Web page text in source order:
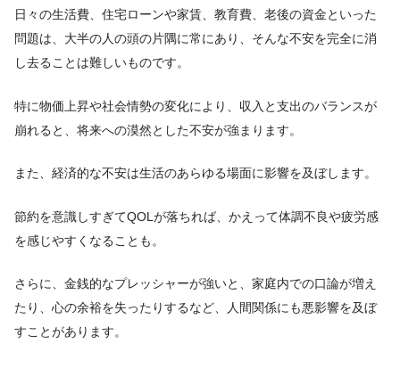
日々の生活費、住宅ローンや家賃、教育費、老後の資金といった
問題は、大半の人の頭の片隅に常にあり、そんな不安を完全に消
し去ることは難しいものです。
特に物価上昇や社会情勢の変化により、収入と支出のバランスが
崩れると、将来への漠然とした不安が強まります。
また、経済的な不安は生活のあらゆる場面に影響を及ぼします。
節約を意識しすぎてQOLが落ちれば、かえって体調不良や疲労感
を感じやすくなることも。
さらに、金銭的なプレッシャーが強いと、家庭内での口論が増え
たり、心の余裕を失ったりするなど、人間関係にも悪影響を及ぼ
すことがあります。